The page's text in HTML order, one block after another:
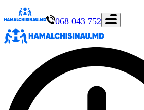
068 043 752